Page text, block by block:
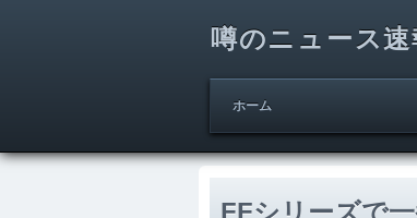
噂のニュース速
ホーム
FFシリーズで